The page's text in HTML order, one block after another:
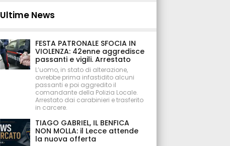
Ultime News
FESTA PATRONALE SFOCIA IN
VIOLENZA: 42enne aggredisce
passanti e vigili. Arrestato
L’uomo, in stato di alterazione,
avrebbe prima infastidito alcuni
passanti e poi aggredito il
comandante della Polizia Locale.
Arrestato dai carabinieri e trasferito
in carcere.
TIAGO GABRIEL, IL BENFICA
NON MOLLA: il Lecce attende
la nuova offerta